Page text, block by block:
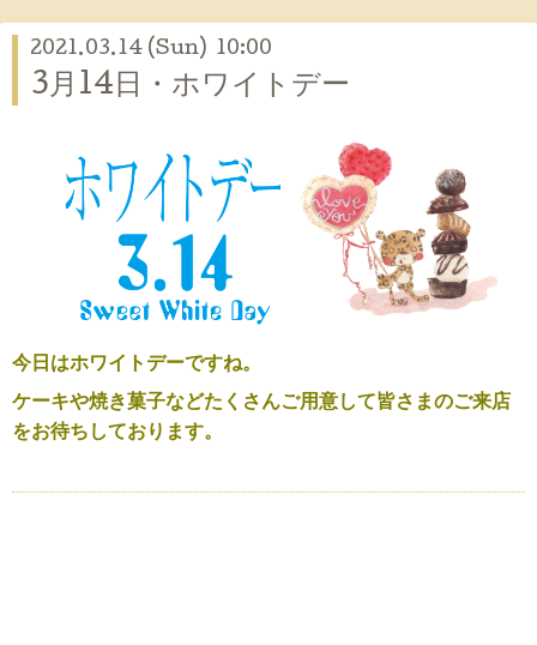
2021.03.14 (Sun) 10:00
3月14日・ホワイトデー
今日はホワイトデーですね。
ケーキや焼き菓子などたくさんご用意して皆さまのご来店
をお待ちしております。